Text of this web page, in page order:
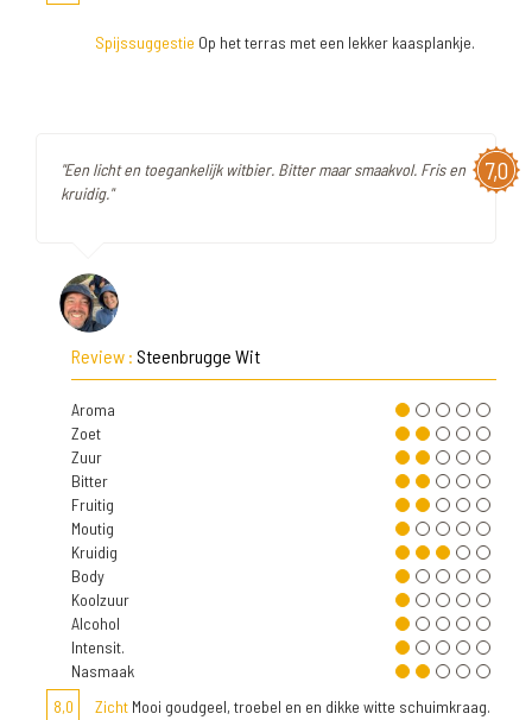
Spijssuggestie Op het terras met een lekker kaasplankje.
7,0
"Een licht en toegankelijk witbier. Bitter maar smaakvol. Fris en
kruidig."
Review : Steenbrugge Wit
Aroma
Zoet
Zuur
Bitter
Fruitig
Moutig
Kruidig
Body
Koolzuur
Alcohol
Intensit.
Nasmaak
8,0
Zicht Mooi goudgeel, troebel en en dikke witte schuimkraag.